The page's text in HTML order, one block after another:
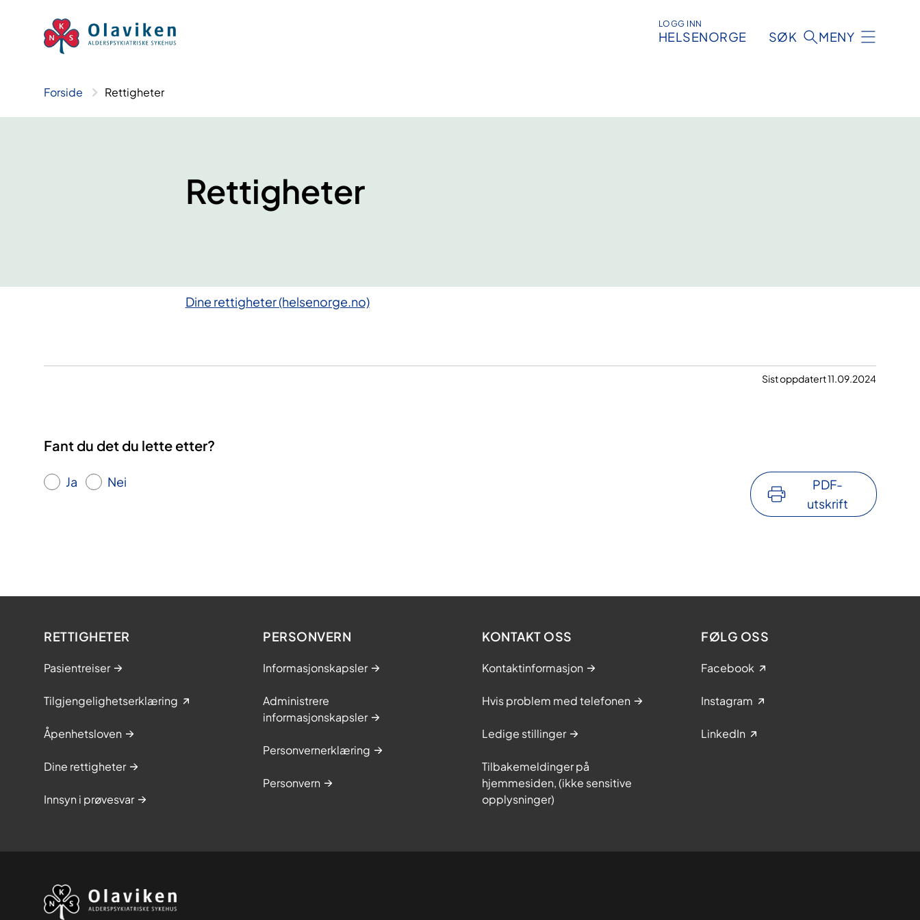
LOGG INN
HELSENORGE SØK MENY
Forside Rettigheter
Rettigheter
​Dine rettigheter (helsenorge.no)
Sist oppdatert 11.09.2024
Fant du det du lette etter?
Ja Nei
PDF-
utskrift
RETTIGHETER
Pasientreiser
Tilgjengelighetserklæring
Åpenhetsloven
Dine rettigheter
Innsyn i prøvesvar
PERSONVERN
Informasjonskapsler
Administrere
informasjonskapsler
Personvernerklæring
Personvern
KONTAKT OSS
Kontaktinformasjon
Hvis problem med telefonen
Ledige stillinger
Tilbakemeldinger på
hjemmesiden, (ikke sensitive
opplysninger)
FØLG OSS
Facebook
Instagram
LinkedIn